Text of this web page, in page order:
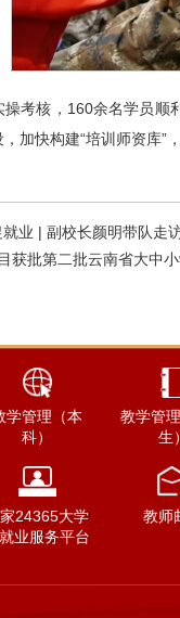
操考核，160余名学员顺
加快构建“培训师资库”
就业 | 副校长颜明带队走
获批第二批云南省大中
学管理（本
科）
教学管
生）
家24365大学
业服务平台
教师